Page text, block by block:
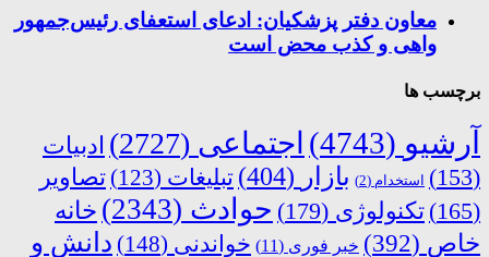
معاون دفتر پزشکیان: ادعای استعفای رئیس‌جمهور
واهی و کذب محض است
برچسب ها
آرشیو (4743) اجتماعی (2727)
ادبیات
(153)
استخدام (2) بازار (404) تبلیغات (123)
تصاویر
(165)
تکنولوژی (179) حوادث (2343)
خانه
خاص (392) خبر فوری (11) خواندنی (148)
دانش و